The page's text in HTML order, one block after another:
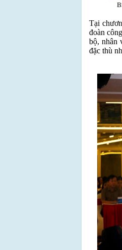
Tại
đoàn
bộ, nhân
đặc thù